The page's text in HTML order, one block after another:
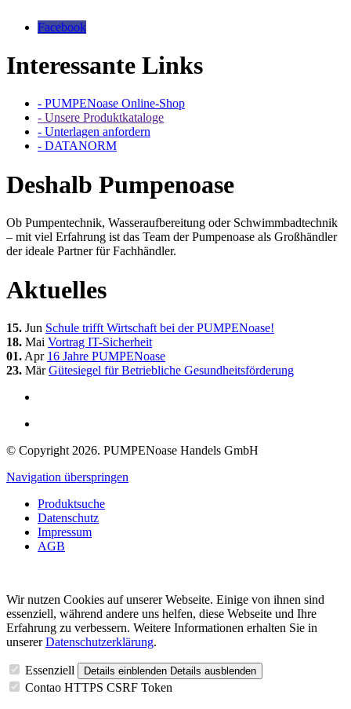
Facebook
Interessante Links
- PUMPENoase Online-Shop
- Unsere Produktkataloge
- Unterlagen anfordern
- DATANORM
Deshalb Pumpenoase
Ob Pumpentechnik, Wasseraufbereitung oder Schwimmbadtechnik
– mit viel Erfahrung ist das Team der Pumpenoase als Großhändler
der ideale Partner für Fachhändler.
Aktuelles
15. Jun Schule trifft Wirtschaft bei der PUMPENoase!
18. Mai Vortrag IT-Sicherheit
01. Apr 16 Jahre PUMPENoase
23. MärGütesiegel für Betriebliche Gesundheitsförderung
© Copyright 2026. PUMPENoase Handels GmbH
Navigation überspringen
Produktsuche
Datenschutz
Impressum
AGB
Wir nutzen Cookies auf unserer Webseite. Einige von ihnen sind
essenziell, während andere uns helfen, diese Webseite und Ihre
Erfahrung zu verbessern. Weitere Informationen erhalten Sie in
unsererDatenschutzerklärung.
Essenziell Details einblenden Details ausblenden
Contao HTTPS CSRF Token